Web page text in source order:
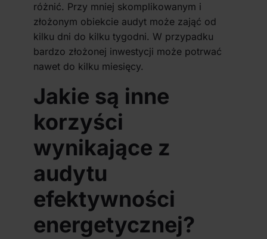
różnić. Przy mniej skomplikowanym i
złożonym obiekcie audyt może zająć od
kilku dni do kilku tygodni. W przypadku
bardzo złożonej inwestycji może potrwać
nawet do kilku miesięcy.
Jakie są inne
korzyści
wynikające z
audytu
efektywności
energetycznej?